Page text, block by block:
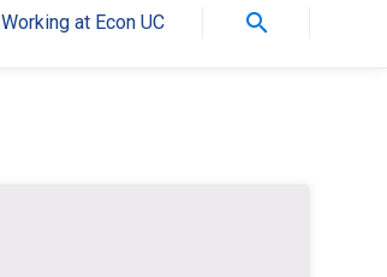
Working at Econ UC search